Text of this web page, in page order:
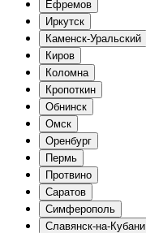
Ефремов
Иркутск
Каменск-Уральский
Киров
Коломна
Кропоткин
Обнинск
Омск
Оренбург
Пермь
Протвино
Саратов
Симферополь
Славянск-на-Кубани